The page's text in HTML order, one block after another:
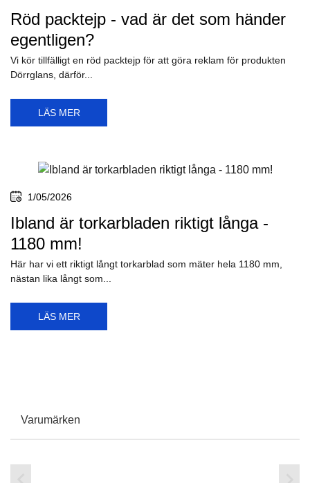
Röd packtejp - vad är det som händer
egentligen?
Vi kör tillfälligt en röd packtejp för att göra reklam för produkten
Dörrglans, därför...
LÄS MER
1/05/2026
Ibland är torkarbladen riktigt långa -
1180 mm!
Här har vi ett riktigt långt torkarblad som mäter hela 1180 mm,
nästan lika långt som...
LÄS MER
Varumärken